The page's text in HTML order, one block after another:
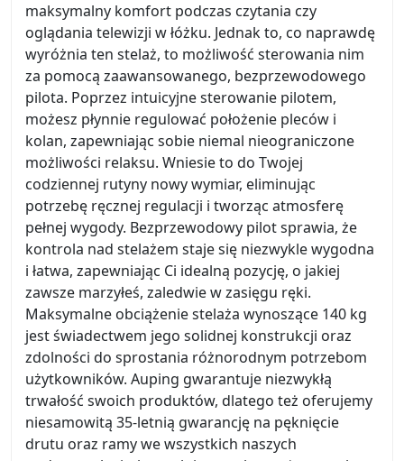
maksymalny komfort podczas czytania czy
oglądania telewizji w łóżku. Jednak to, co naprawdę
wyróżnia ten stelaż, to możliwość sterowania nim
za pomocą zaawansowanego, bezprzewodowego
pilota. Poprzez intuicyjne sterowanie pilotem,
możesz płynnie regulować położenie pleców i
kolan, zapewniając sobie niemal nieograniczone
możliwości relaksu. Wniesie to do Twojej
codziennej rutyny nowy wymiar, eliminując
potrzebę ręcznej regulacji i tworząc atmosferę
pełnej wygody. Bezprzewodowy pilot sprawia, że
kontrola nad stelażem staje się niezwykle wygodna
i łatwa, zapewniając Ci idealną pozycję, o jakiej
zawsze marzyłeś, zaledwie w zasięgu ręki.
Maksymalne obciążenie stelaża wynoszące 140 kg
jest świadectwem jego solidnej konstrukcji oraz
zdolności do sprostania różnorodnym potrzebom
użytkowników. Auping gwarantuje niezwykłą
trwałość swoich produktów, dlatego też oferujemy
niesamowitą 35-letnią gwarancję na pęknięcie
drutu oraz ramy we wszystkich naszych